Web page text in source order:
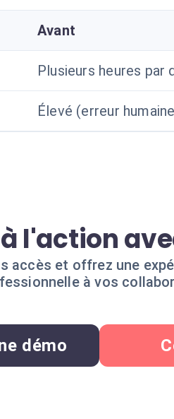
Avant
Plusieurs heures par
Élevé (erreur
à l'action
accès et offrez une
à vos
démo